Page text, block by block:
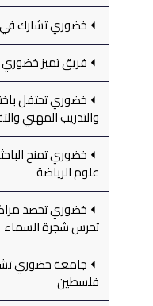
خضوري تشارك في
فريق تميز
خضوري تحتفل
والتدريب المهني
خضوري تمنح
علوم الرياضة
خضوري تحصد
تحرس شجرة السماء
جامعة خضوري
فلسطين